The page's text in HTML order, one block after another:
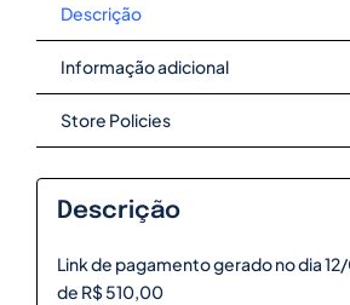
Descrição
Informação adicional
Store Policies
Descrição
Link de pagamento gerado no dia
de R$ 510,00